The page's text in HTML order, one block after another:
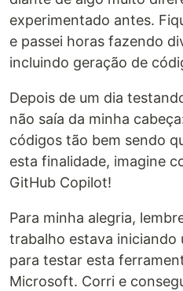
experimentado antes.
e passei horas fazendo
incluindo geração de
Depois de um dia
não saía da minha
códigos tão bem sendo
esta finalidade, imagine
GitHub Copilot!
Para minha alegria,
trabalho estava
para testar esta
Microsoft. Corri e